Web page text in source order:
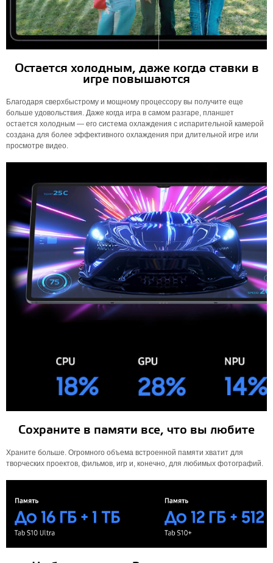
Остается холодным, даже когда ставки в
игре повышаются
Благодаря сверхбыстрому и мощному процессору вы получите еще
больше удовольствия. Даже когда игра в самом разгаре, планшет
остается холодным — его система охлаждения с испарительной камерой
создана для более эффективного охлаждения при длительной игре или
просмотре видео.
Сохраните в памяти все, что вы любите
Храните больше. Огромного объема встроенной памяти хватит для
творческих проектов, фильмов, игр и, конечно, для любимых фотографий.